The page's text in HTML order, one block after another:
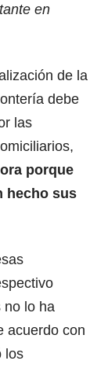
en
de la
debe
las
porque
hecho sus
no lo ha
acuerdo con
los